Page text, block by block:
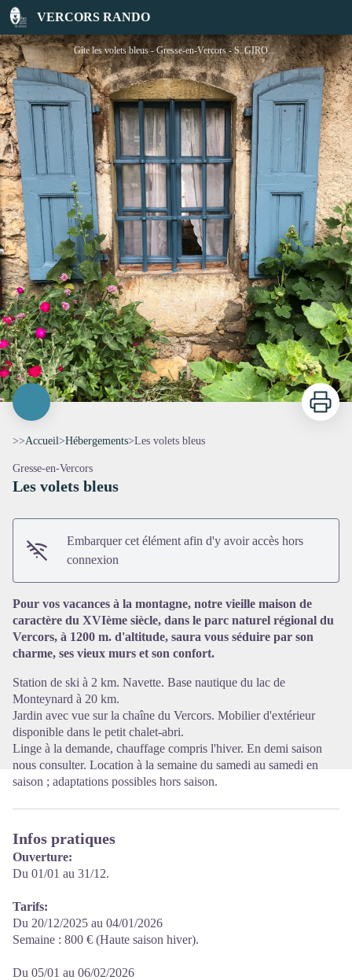
VERCORS RANDO
Les volets bleus
Gîte les volets bleus - Gresse-en-Vercors - S. GIRODON
Imprimer
>>Accueil>Hébergements>Les volets bleus
Gresse-en-Vercors
Les volets bleus
Embarquer cet élément afin d'y avoir accès hors
connexion
Pour vos vacances à la montagne, notre vieille maison de
caractère du XVIème siècle, dans le parc naturel régional du
Vercors, à 1200 m. d'altitude, saura vous séduire par son
charme, ses vieux murs et son confort.
Station de ski à 2 km. Navette. Base nautique du lac de
Monteynard à 20 km.
Jardin avec vue sur la chaîne du Vercors. Mobilier d'extérieur
disponible dans le petit chalet-abri.
Linge à la demande, chauffage compris l'hiver. En demi saison
nous consulter. Location à la semaine du samedi au samedi en
saison ; adaptations possibles hors saison.
Infos pratiques
Ouverture:
Du 01/01 au 31/12.
Tarifs:
Du 20/12/2025 au 04/01/2026
Semaine : 800 € (Haute saison hiver).
Du 05/01 au 06/02/2026